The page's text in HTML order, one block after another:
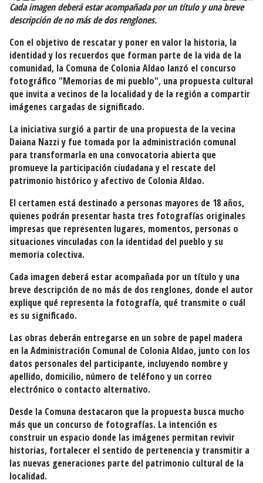
Cada imagen deberá estar acompañada por un título y una breve
descripción de no más de dos renglones.
Con el objetivo de rescatar y poner en valor la historia, la
identidad y los recuerdos que forman parte de la vida de la
comunidad, la Comuna de Colonia Aldao lanzó el concurso
fotográfico "Memorias de mi pueblo", una propuesta cultural
que invita a vecinos de la localidad y de la región a compartir
imágenes cargadas de significado.
La iniciativa surgió a partir de una propuesta de la vecina
Daiana Nazzi y fue tomada por la administración comunal
para transformarla en una convocatoria abierta que
promueve la participación ciudadana y el rescate del
patrimonio histórico y afectivo de Colonia Aldao.
El certamen está destinado a personas mayores de 18 años,
quienes podrán presentar hasta tres fotografías originales
impresas que representen lugares, momentos, personas o
situaciones vinculadas con la identidad del pueblo y su
memoria colectiva.
Cada imagen deberá estar acompañada por un título y una
breve descripción de no más de dos renglones, donde el autor
explique qué representa la fotografía, qué transmite o cuál
es su significado.
Las obras deberán entregarse en un sobre de papel madera
en la Administración Comunal de Colonia Aldao, junto con los
datos personales del participante, incluyendo nombre y
apellido, domicilio, número de teléfono y un correo
electrónico o contacto alternativo.
Desde la Comuna destacaron que la propuesta busca mucho
más que un concurso de fotografías. La intención es
construir un espacio donde las imágenes permitan revivir
historias, fortalecer el sentido de pertenencia y transmitir a
las nuevas generaciones parte del patrimonio cultural de la
localidad.